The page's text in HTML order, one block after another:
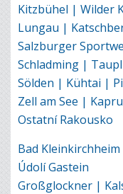
Kitzbühel | Wilder
Lungau |
Salzburger
Schladming |
Sölden | Kühtai |
Zell am See |
Ostatní Rakousko
Bad
Údolí Gastein
Großglockner |